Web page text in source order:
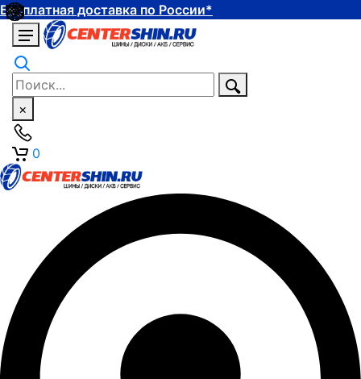
Бесплатная доставка по России*
×
0